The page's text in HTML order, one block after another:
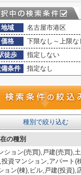
地域
名古屋市港区
価格
下限なし～上限な
徒歩
指定しない
条件
指定なし
種別で絞り込む
の種別
ション(売買),戸建(売買),
投資マンション,アパート(
ョン(棟),ビル,戸建(投資),